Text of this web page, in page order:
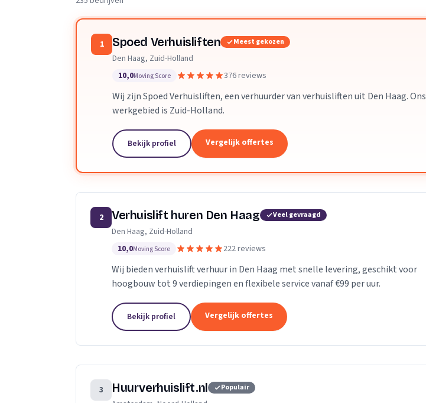
1 Spoed Verhuisliften Meest gekozen
Den Haag, Zuid-Holland
10,0Moving Score 376 reviews
Wij zijn Spoed Verhuisliften, een verhuurder van verhuisliften uit Den Haag. Ons
werkgebied is Zuid-Holland.
Bekijk profiel Vergelijk offertes
2 Verhuislift huren Den Haag Veel gevraagd
Den Haag, Zuid-Holland
10,0Moving Score 222 reviews
Wij bieden verhuislift verhuur in Den Haag met snelle levering, geschikt voor
hoogbouw tot 9 verdiepingen en flexibele service vanaf €99 per uur.
Bekijk profiel Vergelijk offertes
3 Huurverhuislift.nl Populair